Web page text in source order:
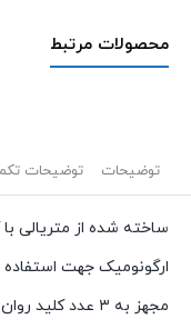
محصولات مرتبط
توضیحات توضیحات
ساخته شده از متریالی
مجهز به ۳ عدد